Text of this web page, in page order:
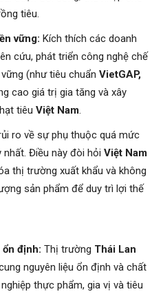
tiêu.
vững: Kích thích các doanh
cứu, phát triển công nghệ chế
(như tiêu chuẩn VietGAP,
cao giá trị gia tăng và xây
tiêu Việt Nam.
ro về sự phụ thuộc quá mức
Điều này đòi hỏi Việt Nam
thị trường xuất khẩu và không
sản phẩm để duy trì lợi thế
định: Thị trường Thái Lan
nguyên liệu ổn định và chất
thực phẩm, gia vị và tiêu